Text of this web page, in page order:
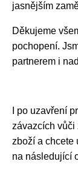
jasnějším
Děkujeme
pochopení.
partnerem i
I po uzavření
závazcích vůči
zboží a chcete
na následující